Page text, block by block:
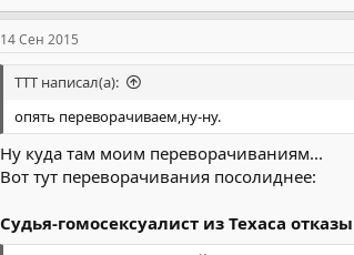
14 Сен 2015
TTT написал(а):
опять переворачиваем,ну-ну.
Ну куда там моим переворачиваниям...
Вот тут переворачивания посолиднее:
Судья-гомосексуалист из Техаса